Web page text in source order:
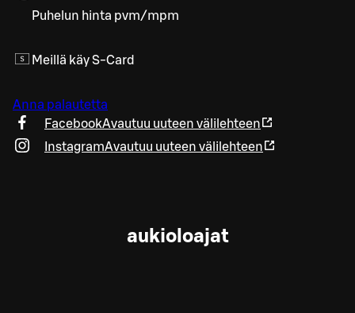
Puhelun hinta pvm/mpm
Meillä käy S-Card
Anna palautetta
FacebookAvautuu uuteen välilehteen
InstagramAvautuu uuteen välilehteen
aukioloajat